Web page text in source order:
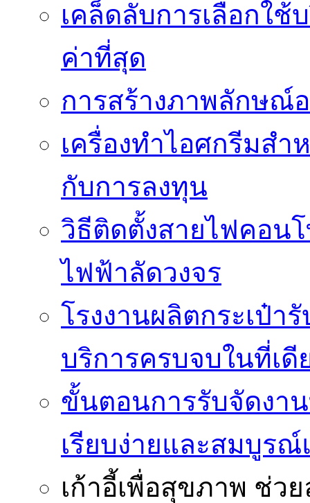
เคล็ดลับการเลือกใช้
ค่าที่สุด
การสร้างภาพลักษณ์
เครื่องทำไอศกรีมสำ
กับการลงทุน
วิธีติดตั้งสายไฟคอน
ไฟฟ้าลัดวงจร
โรงงานผลิตกระเป๋า
บริการครบจบในที่เดี
ขั้นตอนการรับจัดงา
เรียบง่ายและสมบูร
เก้าอี้เพื่อสุขภาพ ช่วย